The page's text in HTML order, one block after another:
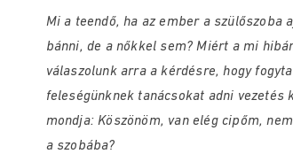
Mi a teendő, ha az ember a szülőszoba
bánni, de a nőkkel sem? Miért a mi
válaszolunk arra a kérdésre, hogy
feleségünknek tanácsokat adni vezetés
mondja: Köszönöm, van elég cipőm,
a szobába?